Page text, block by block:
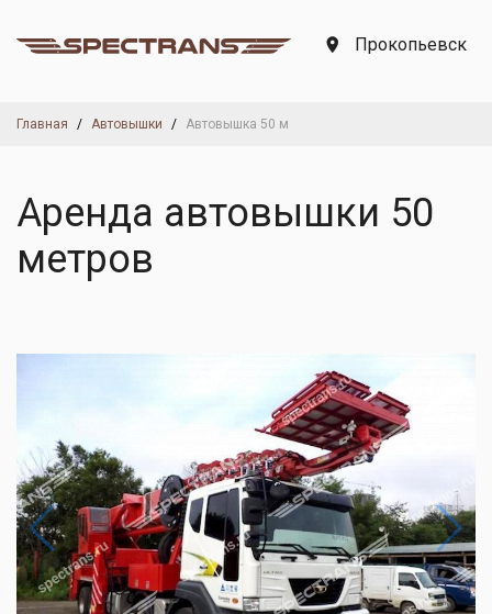
Прокопьевск
Главная Автовышки Автовышка 50 м
Аренда автовышки 50
метров